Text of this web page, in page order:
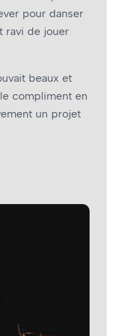
pour danser
ravi de jouer
beaux et
compliment en
un projet